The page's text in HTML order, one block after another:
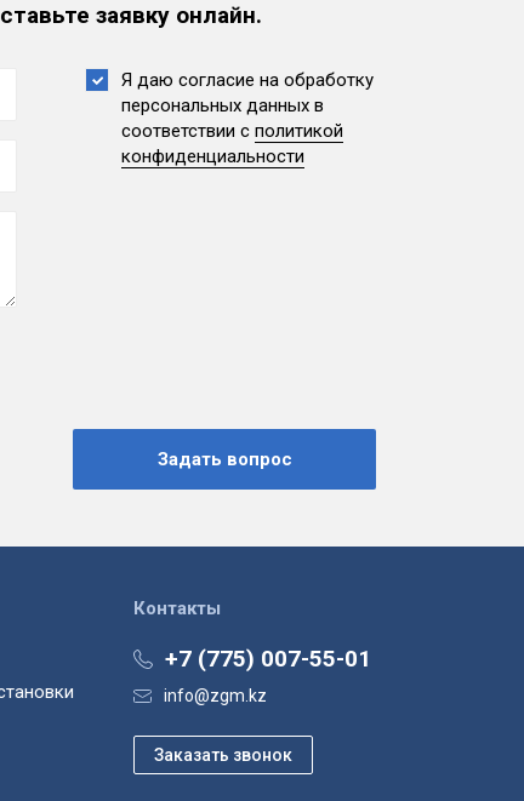
заявку онлайн.
Я даю согласие на обработку
персональных данных в
соответствии с политикой
конфиденциальности
Контакты
+7 (775) 007-55-01
info@zgm.kz